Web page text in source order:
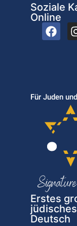
Soziale
Online
Für Juden
Erstes
Deutsch